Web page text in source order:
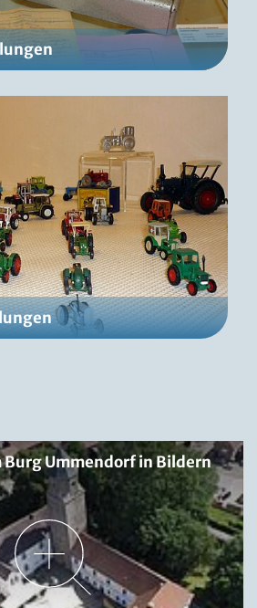
Ummendorf in Bildern